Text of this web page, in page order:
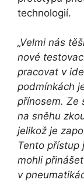
technologií.
„Velmi nás
nové
pracovat v
podmínkách
přínosem. Ze
na sněhu
jelikož je
Tento přístup
mohli
v